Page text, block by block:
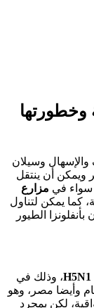
وخطورتها
والإسهال وسيلان
ويمكن أن ينتقل
سواء في مزارع
كما يمكن لتناول
الطيور
H5N1، وذلك في
وأيضا مصر، وهو
لكن بمجرد